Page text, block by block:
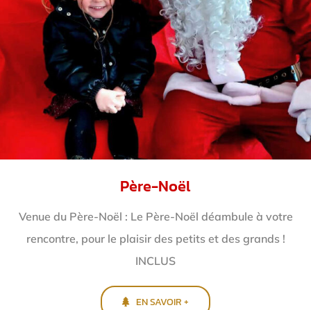
Père-Noël
Venue du Père-Noël : Le Père-Noël déambule à votre
rencontre, pour le plaisir des petits et des grands !
INCLUS
EN SAVOIR +